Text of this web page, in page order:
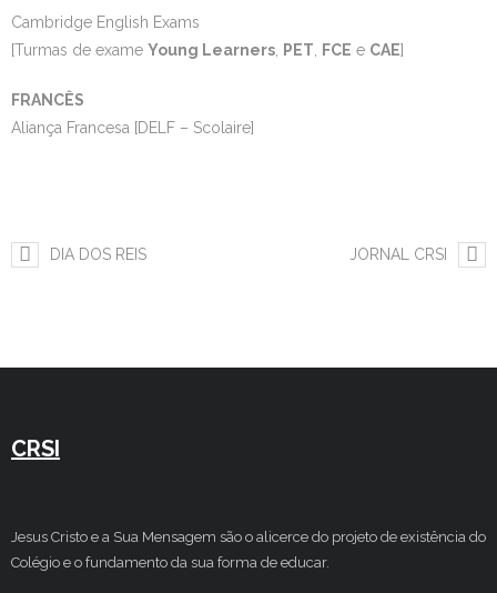
Estudar no CRSI
Cambridge English Exams
[Turmas de exame Young Learners PET FCE e CAE]
FRANCÊS
Aliança Francesa [DELF – Scolaire]
DIA DOS REIS JORNAL CRSI
CRSI
Jesus Cristo e a Sua Mensagem são o alicerce do projeto de existência do
Colégio e o fundamento da sua forma de educar.